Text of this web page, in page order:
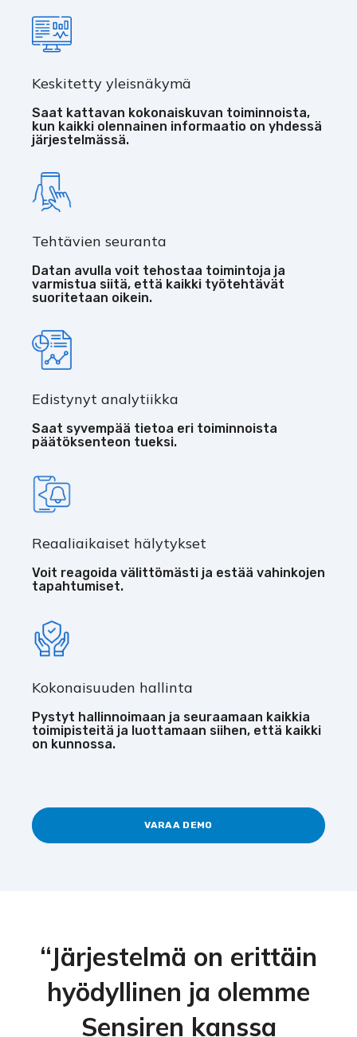
Keskitetty yleisnäkymä
Saat kattavan kokonaiskuvan toiminnoista,
kun kaikki olennainen informaatio on yhdessä
järjestelmässä.
Tehtävien seuranta
Datan avulla voit tehostaa toimintoja ja
varmistua siitä, että kaikki työtehtävät
suoritetaan oikein.
Edistynyt analytiikka
Saat syvempää tietoa eri toiminnoista
päätöksenteon tueksi.
Reaaliaikaiset hälytykset
Voit reagoida välittömästi ja estää vahinkojen
tapahtumiset.
Kokonaisuuden hallinta
Pystyt hallinnoimaan ja seuraamaan kaikkia
toimipisteitä ja luottamaan siihen, että kaikki
on kunnossa.
VARAA DEMO
“Järjestelmä on erittäin
hyödyllinen ja olemme
Sensiren kanssa